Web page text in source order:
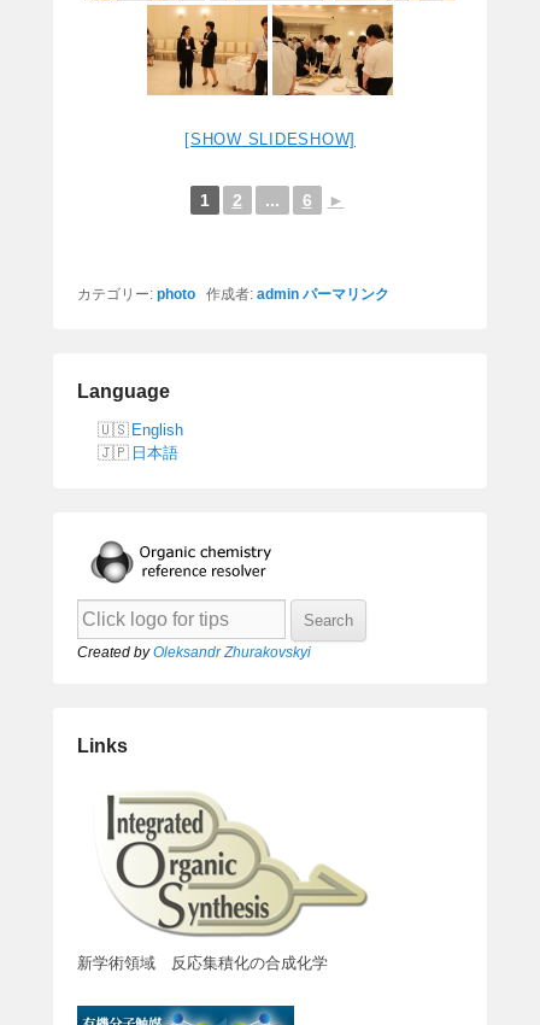
[SHOW SLIDESHOW]
1 2 ... 6 ►
カテゴリー: photo 作成者: admin パーマリンク
Language
English
日本語
Created byOleksandr Zhurakovskyi
Links
新学術領域 反応集積化の合成化学